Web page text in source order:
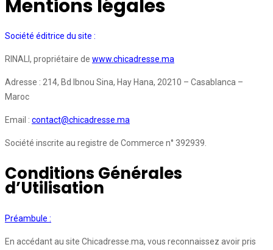
Mentions légales
Société éditrice du site :
RINALI, propriétaire de www.chicadresse.ma
Adresse : 214, Bd Ibnou Sina, Hay Hana, 20210 – Casablanca –
Maroc
Email : contact@chicadresse.ma
Société inscrite au registre de Commerce n° 392939.
Conditions Générales
d’Utilisation
Préambule :
En accédant au site Chicadresse.ma, vous reconnaissez avoir pris